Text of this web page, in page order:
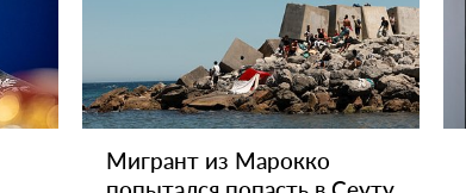
Мигрант из Марокко